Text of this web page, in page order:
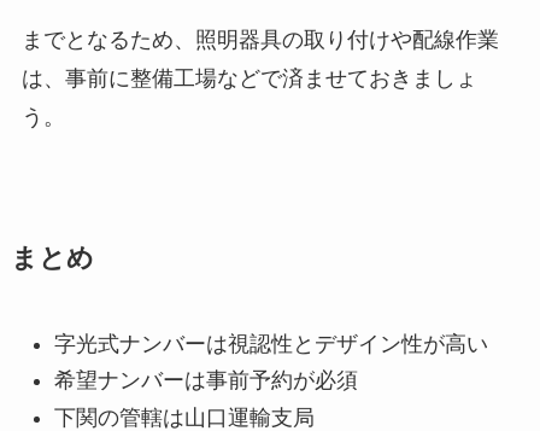
までとなるため、照明器具の取り付けや配線作業
は、事前に整備工場などで済ませておきましょ
う。
まとめ
字光式ナンバーは視認性とデザイン性が高い
希望ナンバーは事前予約が必須
下関の管轄は山口運輸支局